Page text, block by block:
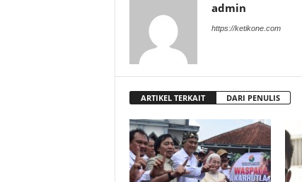
admin
https://ketikone.com
ARTIKEL TERKAIT DARI PENULIS